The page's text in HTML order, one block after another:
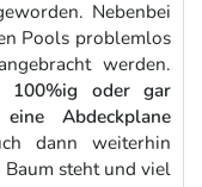
Nebenbei
Pools problemlos
werden.
100%ig oder gar
Abdeckplane
dann weiterhin
steht und viel